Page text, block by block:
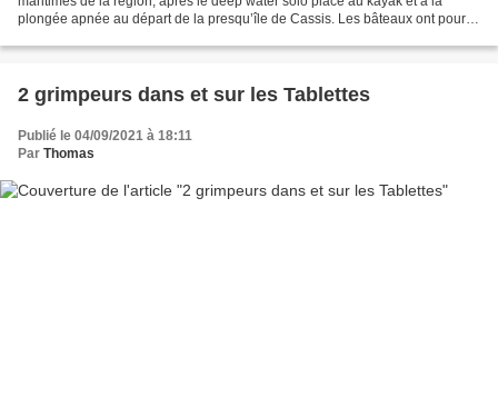
plongée apnée au départ de la presqu’île de Cassis. Les bâteaux ont pour la
2 grimpeurs dans et sur les Tablettes
Publié le 04/09/2021 à 18:11
Par Thomas